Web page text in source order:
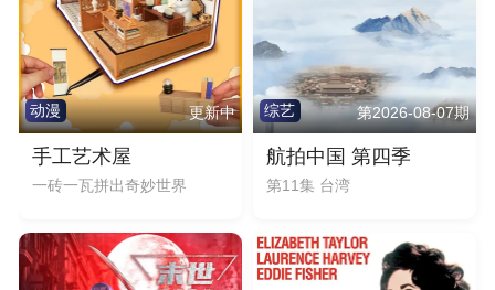
动漫 更新中
手工艺术屋
一砖一瓦拼出奇妙世界
综艺 第2026-08-07期
航拍中国 第四季
第11集 台湾